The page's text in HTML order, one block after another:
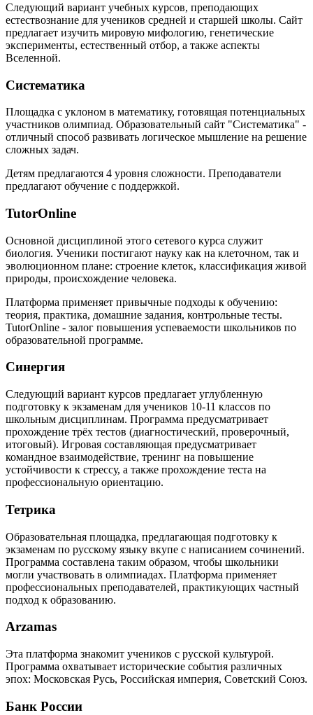
Следующий вариант учебных курсов, преподающих
естествознание для учеников средней и старшей школы. Сайт
предлагает изучить мировую мифологию, генетические
эксперименты, естественный отбор, а также аспекты
Вселенной.
Систематика
Площадка с уклоном в математику, готовящая потенциальных
участников олимпиад. Образовательный сайт "Систематика" -
отличный способ развивать логическое мышление на решение
сложных задач.
Детям предлагаются 4 уровня сложности. Преподаватели
предлагают обучение с поддержкой.
TutorOnline
Основной дисциплиной этого сетевого курса служит
биология. Ученики постигают науку как на клеточном, так и
эволюционном плане: строение клеток, классификация живой
природы, происхождение человека.
Платформа применяет привычные подходы к обучению:
теория, практика, домашние задания, контрольные тесты.
TutorOnline - залог повышения успеваемости школьников по
образовательной программе.
Синергия
Следующий вариант курсов предлагает углубленную
подготовку к экзаменам для учеников 10-11 классов по
школьным дисциплинам. Программа предусматривает
прохождение трёх тестов (диагностический, проверочный,
итоговый). Игровая составляющая предусматривает
командное взаимодействие, тренинг на повышение
устойчивости к стрессу, а также прохождение теста на
профессиональную ориентацию.
Тетрика
Образовательная площадка, предлагающая подготовку к
экзаменам по русскому языку вкупе с написанием сочинений.
Программа составлена таким образом, чтобы школьники
могли участвовать в олимпиадах. Платформа применяет
профессиональных преподавателей, практикующих частный
подход к образованию.
Arzamas
Эта платформа знакомит учеников с русской культурой.
Программа охватывает исторические события различных
эпох: Московская Русь, Российская империя, Советский Союз.
Банк России